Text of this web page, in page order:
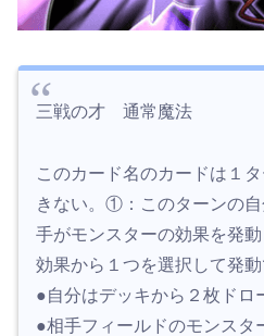
三戦の才 通常魔法
このカード名のカードは１
きない。①：このターンの
手がモンスターの効果を発
効果から１つを選択して発動
●自分はデッキから２枚ドロ
●相手フィールドのモンスタ